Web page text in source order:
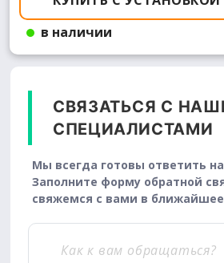
в наличии
СВЯЗАТЬСЯ С
СПЕЦИАЛИСТАМИ
Мы всегда готовы ответить
Заполните форму обратной
свяжемся с вами в